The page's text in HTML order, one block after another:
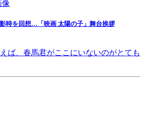
時を回想…「映画 太陽の子」舞台挨拶
ば、春馬君がここにいないのがとても